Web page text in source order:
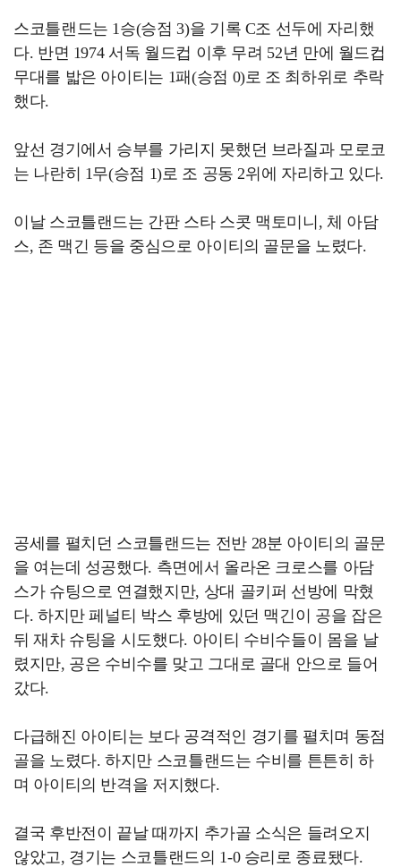
스코틀랜드는 1승(승점 3)을 기록 C조 선두에 자리했
다. 반면 1974 서독 월드컵 이후 무려 52년 만에 월드컵
무대를 밟은 아이티는 1패(승점 0)로 조 최하위로 추락
했다.
앞선 경기에서 승부를 가리지 못했던 브라질과 모로코
는 나란히 1무(승점 1)로 조 공동 2위에 자리하고 있다.
이날 스코틀랜드는 간판 스타 스콧 맥토미니, 체 아담
스, 존 맥긴 등을 중심으로 아이티의 골문을 노렸다.
공세를 펼치던 스코틀랜드는 전반 28분 아이티의 골문
을 여는데 성공했다. 측면에서 올라온 크로스를 아담
스가 슈팅으로 연결했지만, 상대 골키퍼 선방에 막혔
다. 하지만 페널티 박스 후방에 있던 맥긴이 공을 잡은
뒤 재차 슈팅을 시도했다. 아이티 수비수들이 몸을 날
렸지만, 공은 수비수를 맞고 그대로 골대 안으로 들어
갔다.
다급해진 아이티는 보다 공격적인 경기를 펼치며 동점
골을 노렸다. 하지만 스코틀랜드는 수비를 튼튼히 하
며 아이티의 반격을 저지했다.
결국 후반전이 끝날 때까지 추가골 소식은 들려오지
않았고, 경기는 스코틀랜드의 1-0 승리로 종료됐다.